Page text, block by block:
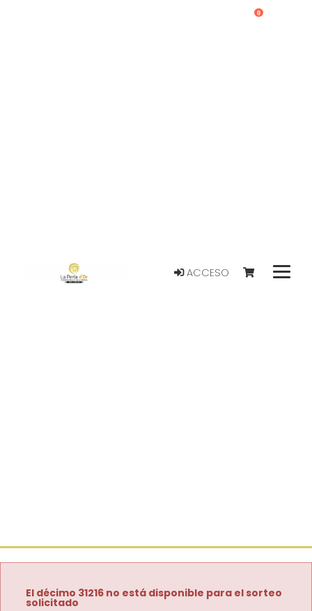
ACCESO
0
El décimo 31216 no está disponible para el sorteo
solicitado